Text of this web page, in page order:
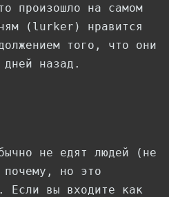
произошло на самом
(lurker) нравится
того, что они
дней назад.
не едят людей (не
почему, но это
Если вы входите как